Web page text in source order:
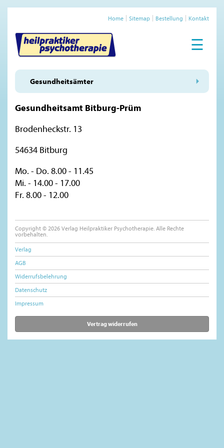
Home Sitemap Bestellung Kontakt
☰
Gesundheitsämter
Gesundheitsamt Bitburg-Prüm
Brodenheckstr. 13
54634 Bitburg
Mo. - Do. 8.00 - 11.45
Mi. - 14.00 - 17.00
Fr. 8.00 - 12.00
Copyright © 2026 Verlag Heilpraktiker Psychotherapie. Alle Rechte
vorbehalten.
Verlag
AGB
Widerrufsbelehrung
Datenschutz
Impressum
Vertrag widerrufen